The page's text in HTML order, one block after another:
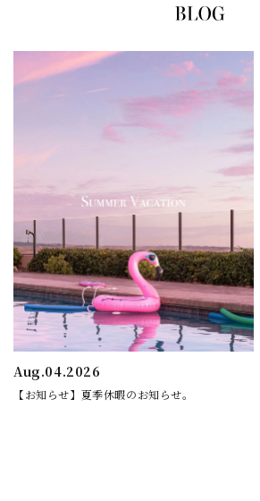
Aug.04.2026
【お知らせ】夏季休暇のお知らせ。